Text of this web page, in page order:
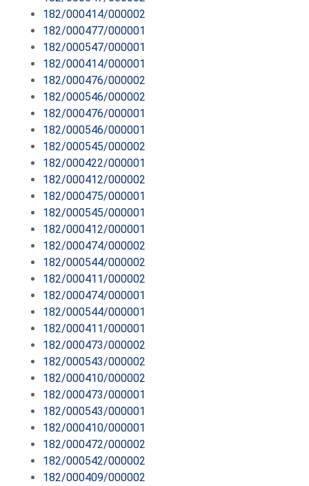
182/000414/000002
182/000477/000001
182/000547/000001
182/000414/000001
182/000476/000002
182/000546/000002
182/000476/000001
182/000546/000001
182/000545/000002
182/000422/000001
182/000412/000002
182/000475/000001
182/000545/000001
182/000412/000001
182/000474/000002
182/000544/000002
182/000411/000002
182/000474/000001
182/000544/000001
182/000411/000001
182/000473/000002
182/000543/000002
182/000410/000002
182/000473/000001
182/000543/000001
182/000410/000001
182/000472/000002
182/000542/000002
182/000409/000002